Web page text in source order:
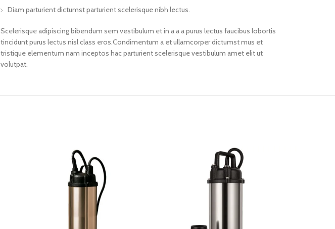
Diam parturient dictumst parturient scelerisque nibh lectus.
Scelerisque adipiscing bibendum sem vestibulum et in a a a purus lectus faucibus lobortis
tincidunt purus lectus nisl class eros.Condimentum a et ullamcorper dictumst mus et
tristique elementum nam inceptos hac parturient scelerisque vestibulum amet elit ut
volutpat.